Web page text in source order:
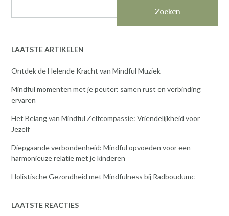
Zoeken
LAATSTE ARTIKELEN
Ontdek de Helende Kracht van Mindful Muziek
Mindful momenten met je peuter: samen rust en verbinding
ervaren
Het Belang van Mindful Zelfcompassie: Vriendelijkheid voor
Jezelf
Diepgaande verbondenheid: Mindful opvoeden voor een
harmonieuze relatie met je kinderen
Holistische Gezondheid met Mindfulness bij Radboudumc
LAATSTE REACTIES